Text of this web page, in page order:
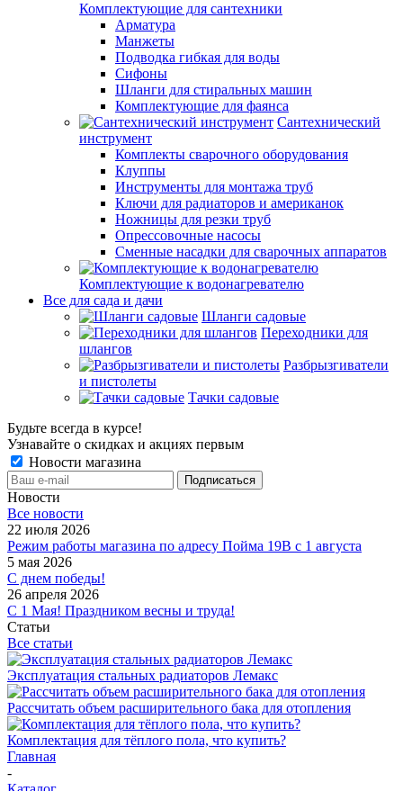
Комплектующие для сантехники
Арматура
Манжеты
Подводка гибкая для воды
Сифоны
Шланги для стиральных машин
Комплектующие для фаянса
Сантехнический
инструмент
Комплекты сварочного оборудования
Клуппы
Инструменты для монтажа труб
Ключи для радиаторов и американок
Ножницы для резки труб
Опрессовочные насосы
Сменные насадки для сварочных аппаратов
Комплектующие к водонагревателю
Все для сада и дачи
Шланги садовые
Переходники для
шлангов
Разбрызгиватели
и пистолеты
Тачки садовые
Будьте всегда в курсе!
Узнавайте о скидках и акциях первым
Новости магазина
Новости
Все новости
22 июля 2026
Режим работы магазина по адресу Пойма 19В с 1 августа
5 мая 2026
С днем победы!
26 апреля 2026
С 1 Мая! Праздником весны и труда!
Статьи
Все статьи
Эксплуатация стальных радиаторов Лемакс
Рассчитать объем расширительного бака для отопления
Комплектация для тёплого пола, что купить?
Главная
-